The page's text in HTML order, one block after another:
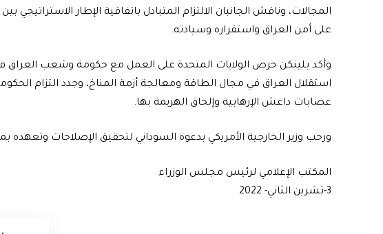
المجالات، وناقش الجانبان الالتزام المتبادل باتفاقية الإطار
على أمن العراق واستقراره وسيادته.
وأكد بلينكن حرص الولايات المتحدة على العمل مع حكومة وشعب العراق في
استقلال العراق في مجال الطاقة ومعالجة أزمة المناخ، وجدد التزام
عصابات داعش الإرهابية وإلحاق الهزيمة بها.
ورحب وزير الخارجية الأمريكي بدعوة السوداني لتحقيق الإصلاحات وتعهده
المكتب الإعلامي لرئيس مجلس الوزراء
3-تشرين الثاني- 2022